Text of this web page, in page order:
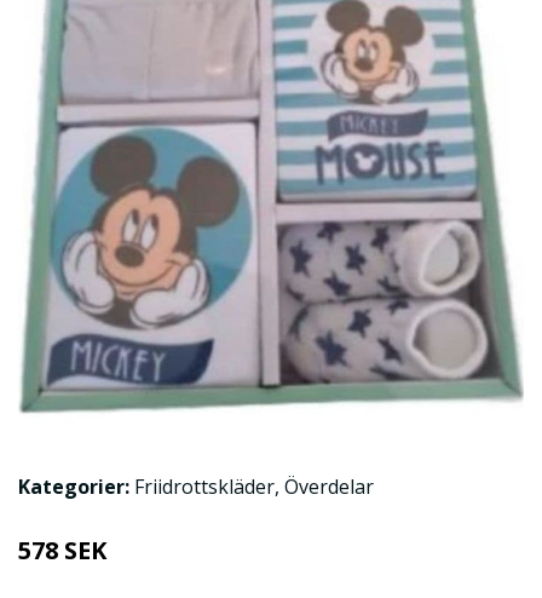
Kategorier: Friidrottskläder, Överdelar
578 SEK